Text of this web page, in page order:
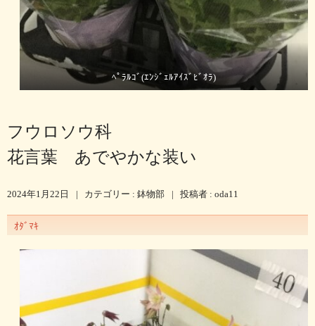
ﾍﾟﾗﾙｺﾞ(ｴﾝｼﾞｪﾙｱｲｽﾞﾋﾞｵﾗ)
フウロソウ科
花言葉 あでやかな装い
2024年1月22日 | カテゴリー : 鉢物部 | 投稿者 : oda11
ｵﾀﾞﾏｷ